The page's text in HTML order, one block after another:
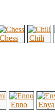
Chess Chili
Enno Enya